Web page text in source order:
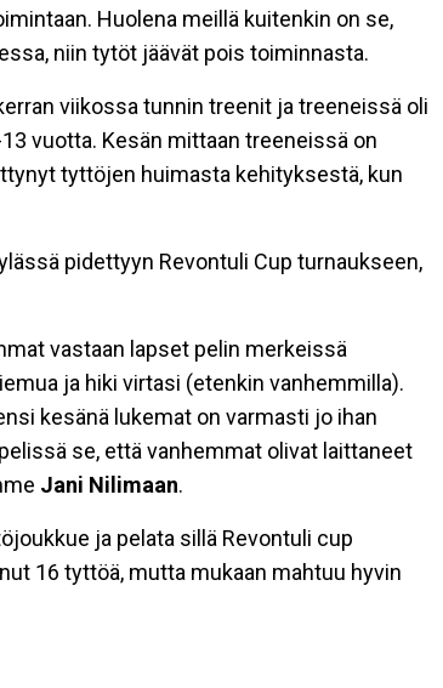
Huolena meillä kuitenkin on se,
niin tytöt jäävät pois toiminnasta.
viikossa tunnin treenit ja treeneissä oli
vuotta. Kesän mittaan treeneissä on
tyttöjen huimasta kehityksestä, kun
pidettyyn Revontuli Cup turnaukseen,
vastaan lapset pelin merkeissä
ja hiki virtasi (etenkin vanhemmilla).
kesänä lukemat on varmasti jo ihan
se, että vanhemmat olivat laittaneet
Jani Nilimaan.
ja pelata sillä Revontuli cup
16 tyttöä, mutta mukaan mahtuu hyvin